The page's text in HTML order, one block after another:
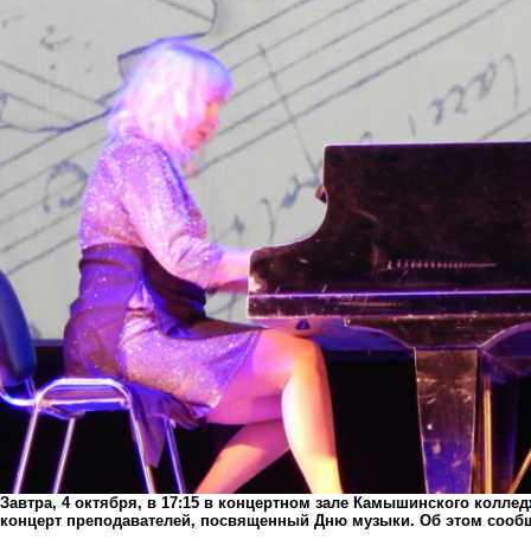
Завтра, 4 октября, в 17:15 в концертном зале Камышинского
концерт преподавателей, посвященный Дню музыки. Об этом